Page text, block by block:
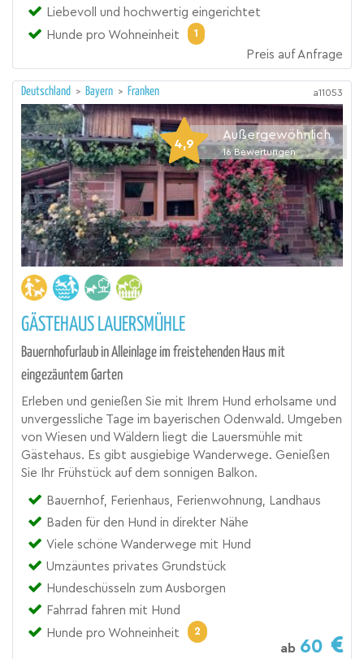
Liebevoll und hochwertig eingerichtet
Hunde pro Wohneinheit
1
Preis auf Anfrage
Deutschland > Bayern > Franken a11053
4,9
Außergewöhnlich
16 Bewertungen
GÄSTEHAUS LAUERSMÜHLE
Bauernhofurlaub in Alleinlage im freistehenden Haus mit
eingezäuntem Garten
Erleben und genießen Sie mit Ihrem Hund erholsame und
unvergessliche Tage im bayerischen Odenwald. Umgeben
von Wiesen und Wäldern liegt die Lauersmühle mit
Gästehaus. Es gibt ausgiebige Wanderwege. Genießen
Sie Ihr Frühstück auf dem sonnigen Balkon.
Bauernhof, Ferienhaus, Ferienwohnung, Landhaus
Baden für den Hund in direkter Nähe
Viele schöne Wanderwege mit Hund
Umzäuntes privates Grundstück
Hundeschüsseln zum Ausborgen
Fahrrad fahren mit Hund
Hunde pro Wohneinheit
2
ab 60